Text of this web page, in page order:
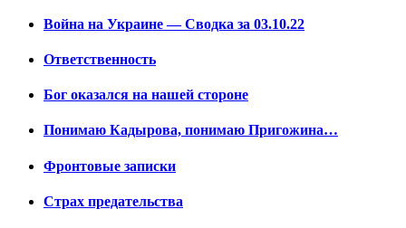
Война на Украине — Сводка за 03.10.22
Ответственность
Бог оказался на нашей стороне
Понимаю Кадырова, понимаю Пригожина…
Фронтовые записки
Страх предательства